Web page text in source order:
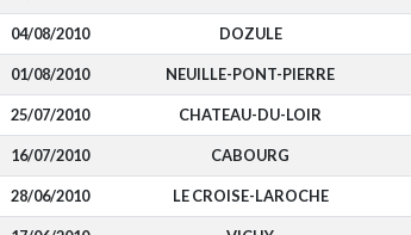
04/08/2010 DOZULE
01/08/2010 NEUILLE-PONT-PIERRE
25/07/2010 CHATEAU-DU-LOIR
16/07/2010 CABOURG
28/06/2010 LE CROISE-LAROCHE